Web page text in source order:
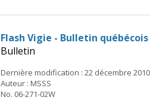
Flash Vigie - Bulletin
Bulletin
Dernière modification : 22 décembre 2010
Auteur : MSSS
No. 06-271-02W